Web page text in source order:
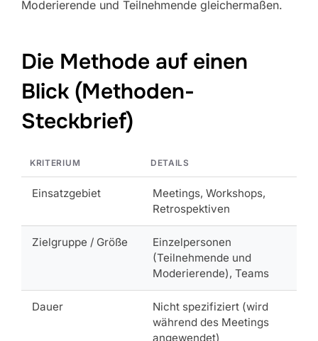
Moderierende und Teilnehmende gleichermaßen.
Die Methode auf einen
Blick (Methoden-
Steckbrief)
KRITERIUM DETAILS
Einsatzgebiet
Meetings, Workshops,
Retrospektiven
Zielgruppe / Größe
Einzelpersonen
(Teilnehmende und
Moderierende), Teams
Dauer
Nicht spezifiziert (wird
während des Meetings
angewendet)